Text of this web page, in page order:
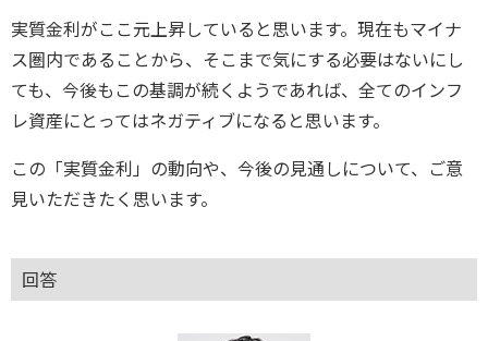
実質金利がここ元上昇していると思います。現在もマイナ
ス圏内であることから、そこまで気にする必要はないにし
ても、今後もこの基調が続くようであれば、全てのインフ
レ資産にとってはネガティブになると思います。
この「実質金利」の動向や、今後の見通しについて、ご意
見いただきたく思います。
回答